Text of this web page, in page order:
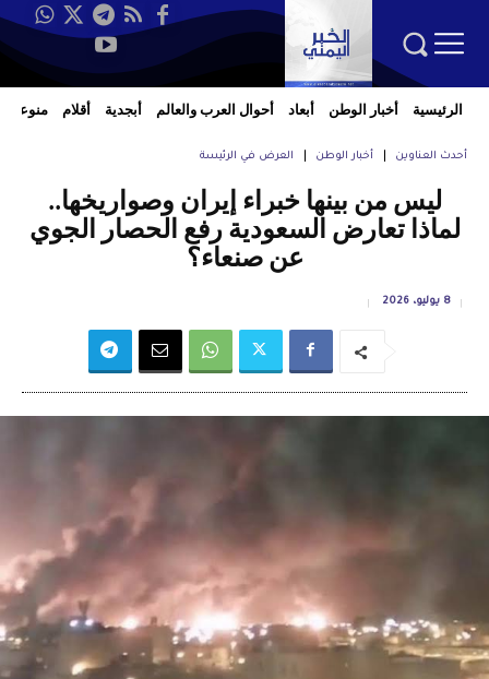
الرئيسية أخبار الوطن أبعاد أحوال العرب والعالم أبجدية أقلام منوعات
أحدث العناوين أخبار الوطن العرض في الرئيسة
ليس من بينها خبراء إيران وصواريخها..
لماذا تعارض السعودية رفع الحصار الجوي
عن صنعاء؟
8 يوليو، 2026